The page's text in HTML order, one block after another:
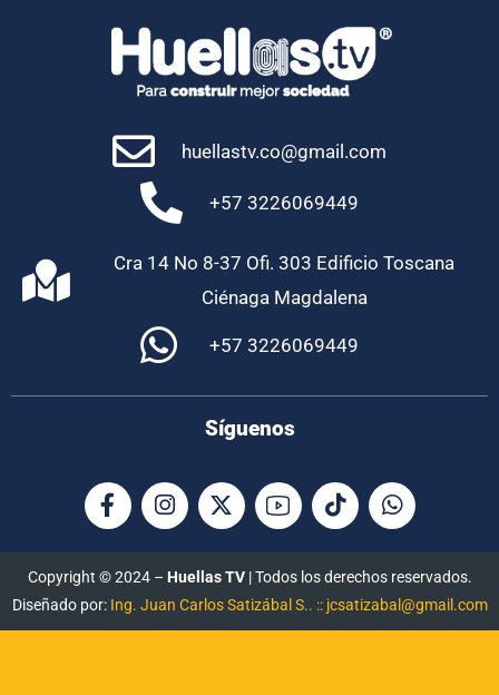
huellastv.co@gmail.com
+57 3226069449
Cra 14 No 8-37 Ofi. 303 Edificio Toscana
Ciénaga Magdalena
+57 3226069449
Síguenos
Copyright © 2024 – Huellas TV| Todos los derechos reservados.
Diseñado por: Ing. Juan Carlos Satizábal S.. :: jcsatizabal@gmail.com